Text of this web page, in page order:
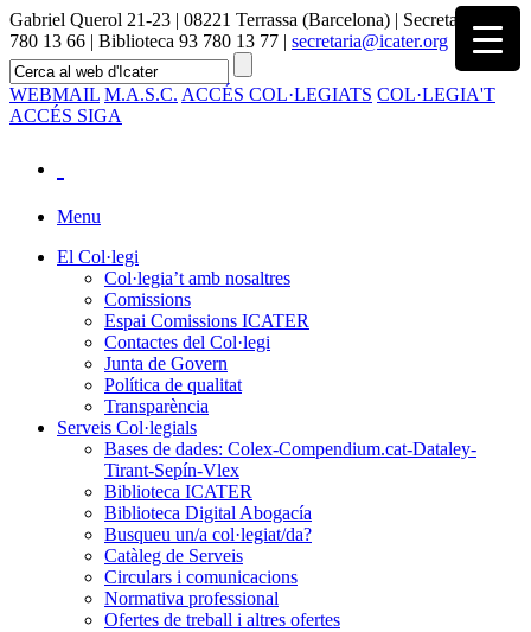
Gabriel Querol 21-23 | 08221 Terrassa (Barcelona) | Secretaria 93
780 13 66 | Biblioteca 93 780 13 77 | secretaria@icater.org
WEBMAIL M.A.S.C. ACCÉS COL·LEGIATS COL·LEGIA'T
ACCÉS SIGA
Menu
El Col·legi
Col·legia’t amb nosaltres
Comissions
Espai Comissions ICATER
Contactes del Col·legi
Junta de Govern
Política de qualitat
Transparència
Serveis Col·legials
Bases de dades: Colex-Compendium.cat-Dataley-
Tirant-Sepín-Vlex
Biblioteca ICATER
Biblioteca Digital Abogacía
Busqueu un/a col·legiat/da?
Catàleg de Serveis
Circulars i comunicacions
Normativa professional
Ofertes de treball i altres ofertes